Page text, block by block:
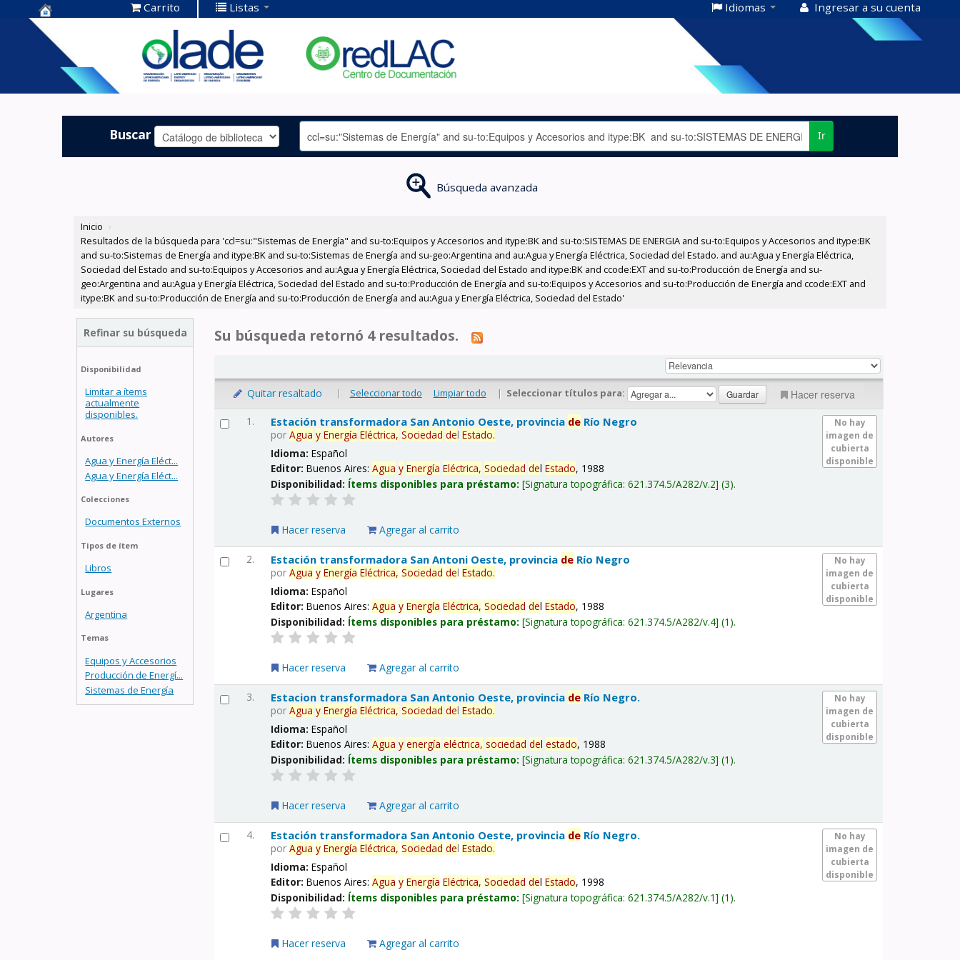
Centro de
Documentación
OLADE -
Carrito Listas Idiomas Ingresar a su cuenta
Buscar Ir
Búsqueda avanzada
Inicio ›
Resultados de la búsqueda para 'ccl=su:"Sistemas de Energía" and su-to:Equipos y Accesorios and itype:BK and su-to:SISTEMAS DE ENERGIA and su-to:Equipos y Accesorios and itype:BK
and su-to:Sistemas de Energía and itype:BK and su-to:Sistemas de Energía and su-geo:Argentina and au:Agua y Energía Eléctrica, Sociedad del Estado. and au:Agua y Energía Eléctrica,
Sociedad del Estado and su-to:Equipos y Accesorios and au:Agua y Energía Eléctrica, Sociedad del Estado and itype:BK and ccode:EXT and su-to:Producción de Energía and su-
geo:Argentina and au:Agua y Energía Eléctrica, Sociedad del Estado and su-to:Producción de Energía and su-to:Equipos y Accesorios and su-to:Producción de Energía and ccode:EXT and
itype:BK and su-to:Producción de Energía and su-to:Producción de Energía and au:Agua y Energía Eléctrica, Sociedad del Estado'
Refinar su búsqueda
Disponibilidad
Limitar a ítems
actualmente
disponibles.
Autores
Agua y Energía Eléct...
Agua y Energía Eléct...
Colecciones
Documentos Externos
Tipos de ítem
Libros
Lugares
Argentina
Temas
Equipos y Accesorios
Producción de Energí...
Sistemas de Energía
Su búsqueda retornó 4 resultados.
Quitar resaltado | Seleccionar todo Limpiar todo | Seleccionar títulos para: Hacer reserva
1.
No hay
imagen de
cubierta
disponible
Estación transformadora San Antonio Oeste, provincia de Río Negro
porAgua y Energía Eléctrica, Sociedad delEstado.
Idioma:Español
Editor:Buenos Aires:Agua y Energía Eléctrica, Sociedad delEstado, 1988
Disponibilidad: Ítems disponibles para préstamo: Signatura topográfica:621.374.5/A282/v.2 (3).
Hacer reserva Agregar al carrito
2.
No hay
imagen de
cubierta
disponible
Estación transformadora San Antoni Oeste, provincia de Río Negro
porAgua y Energía Eléctrica, Sociedad delEstado.
Idioma:Español
Editor:Buenos Aires:Agua y Energía Eléctrica, Sociedad delEstado, 1988
Disponibilidad: Ítems disponibles para préstamo: Signatura topográfica:621.374.5/A282/v.4 (1).
Hacer reserva Agregar al carrito
3.
No hay
imagen de
cubierta
disponible
Estacion transformadora San Antonio Oeste, provincia de Río Negro.
porAgua y Energía Eléctrica, Sociedad delEstado.
Idioma:Español
Editor:Buenos Aires:Agua y energía eléctrica, sociedad delestado, 1988
Disponibilidad: Ítems disponibles para préstamo: Signatura topográfica:621.374.5/A282/v.3 (1).
Hacer reserva Agregar al carrito
4.
No hay
imagen de
cubierta
disponible
Estación transformadora San Antonio Oeste, provincia de Río Negro.
porAgua y Energía Eléctrica, Sociedad delEstado.
Idioma:Español
Editor:Buenos Aires:Agua y Energía Eléctrica, Sociedad delEstado, 1998
Disponibilidad: Ítems disponibles para préstamo: Signatura topográfica:621.374.5/A282/v.1 (1).
Hacer reserva Agregar al carrito